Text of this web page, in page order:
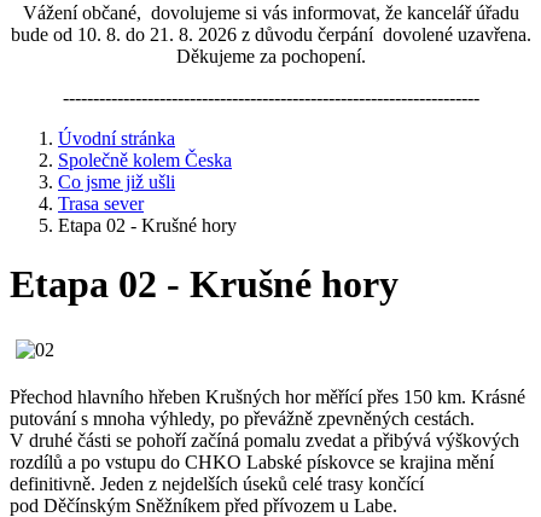
Vážení občané, dovolujeme si vás informovat, že kancelář úřadu
bude od 10. 8. do 21. 8. 2026 z důvodu čerpání dovolené uzavřena.
Děkujeme za pochopení.
---------------------------------------------------------------------
Úvodní stránka
Společně kolem Česka
Co jsme již ušli
Trasa sever
Etapa 02 - Krušné hory
Etapa 02 - Krušné hory
Přechod hlavního hřeben Krušných hor měřící přes 150 km. Krásné
putování s mnoha výhledy, po převážně zpevněných cestách.
V druhé části se pohoří začíná pomalu zvedat a přibývá výškových
rozdílů a po vstupu do CHKO Labské pískovce se krajina mění
definitivně. Jeden z nejdelších úseků celé trasy končící
pod Děčínským Sněžníkem před přívozem u Labe.